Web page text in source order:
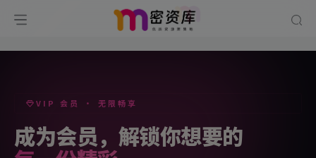
VIP 会员 · 无限畅享
成为会员，解锁你想要的